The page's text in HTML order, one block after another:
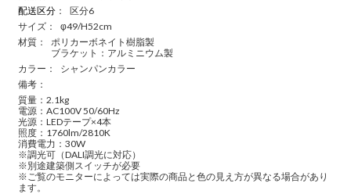
配送区分 ：
区分6
サイズ：
φ49/H52cm
材質：
ポリカーボネイト樹脂製
ブラケット：アルミニウム製
カラー：
シャンパンカラー
備考：
質量：2.1kg
電源：AC100V 50/60Hz
光源：LEDテープ×4本
照度：1760lm/2810K
消費電力：30W
※調光可（DALI調光に対応）
※別途建築側スイッチが必要
※ご覧のモニターによっては実際の商品と色の見え方が異なる場合があり
ます。